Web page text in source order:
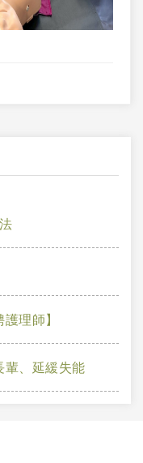
理師】
、延緩失能